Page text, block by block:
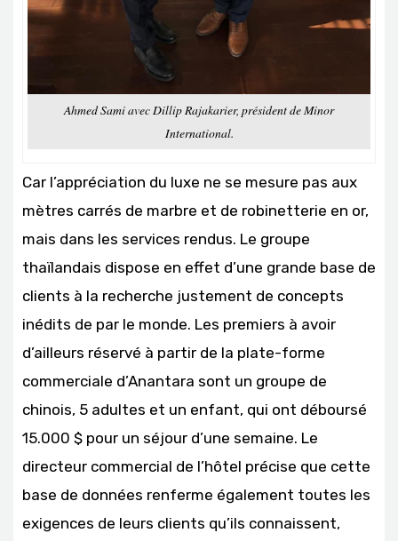
Ahmed Sami avec Dillip Rajakarier, président de Minor
International.
Car l’appréciation du luxe ne se mesure pas aux
mètres carrés de marbre et de robinetterie en or,
mais dans les services rendus. Le groupe
thaïlandais dispose en effet d’une grande base de
clients à la recherche justement de concepts
inédits de par le monde. Les premiers à avoir
d’ailleurs réservé à partir de la plate-forme
commerciale d’Anantara sont un groupe de
chinois, 5 adultes et un enfant, qui ont déboursé
15.000 $ pour un séjour d’une semaine. Le
directeur commercial de l’hôtel précise que cette
base de données renferme également toutes les
exigences de leurs clients qu’ils connaissent,